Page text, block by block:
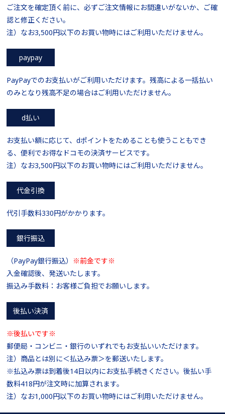
ご注文を確定頂く前に、必ずご注文情報にお間違いがないか、ご確
認と修正ください。
注）なお3,500円以下のお買い物時にはご利用いただけません。
paypay
PayPayでのお支払いがご利用いただけます。残高による一括払い
のみとなり残高不足の場合はご利用いただけません。
d払い
お支払い額に応じて、dポイントをためることも使うこともでき
る、便利でお得なドコモの決済サービスです。
注）なお3,500円以下のお買い物時にはご利用いただけません。
代金引換
代引手数料330円がかかります。
銀行振込
（PayPay銀行振込） ※前金です※
入金確認後、発送いたします。
振込み手数料：お客様ご負担でお願いします。
後払い決済
※後払いです※
郵便局・コンビニ・銀行のいずれでもお支払いいただけます。
注）商品とは別に＜払込み票＞を郵送いたします。
※払込み票は到着後14日以内にお支払手続きください。後払い手
数料418円が注文時に加算されます。
注）なお1,000円以下のお買い物時にはご利用いただけません。